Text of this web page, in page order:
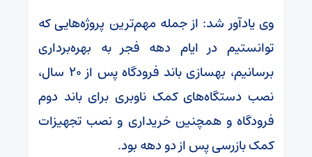
وی یادآور شد: از جمله مهم‌ترین پروژه‌هایی که
توانستیم در ایام دهه فجر به بهره‌برداری
برسانیم، بهسازی باند فرودگاه پس از ۲۰ سال،
نصب دستگاه‌های کمک ناوبری برای باند دوم
فرودگاه و همچنین خریداری و نصب تجهیزات
کمک بازرسی پس از دو دهه بود.